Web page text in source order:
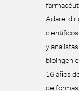
Adare,
y
16 años
de